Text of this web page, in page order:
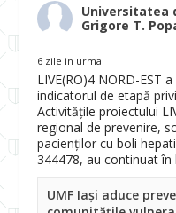
Universitatea
Grigore T.
6 zile in urma
LIVE(RO)4 NORD-EST
indicatorul de etapă
Activitățile proiectului
regional de prevenire,
pacienților cu boli
344478, au continuat în
UMF Iași aduce